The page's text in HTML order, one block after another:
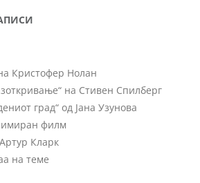
Кристофер Нолан
на Стивен Спилберг
град“ од Јана Узунова
филм
Кларк
на теме